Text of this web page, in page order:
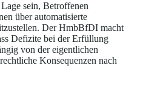
sein, Betroffenen
über automatisierte
Der HmbBfDI macht
Defizite bei der Erfüllung
von der eigentlichen
Konsequenzen nach